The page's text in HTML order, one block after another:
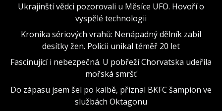
Ukrajinští vědci pozorovali u Měsíce UFO. Hovoří o
vyspělé technologii
Kronika sériových vrahů: Nenápadný dělník zabil
desítky žen. Policii unikal téměř 20 let
Fascinující i nebezpečná. U pobřeží Chorvatska udeřila
mořská smršť
Do zápasu jsem šel po kalbě, přiznal BKFC šampion ve
službách Oktagonu